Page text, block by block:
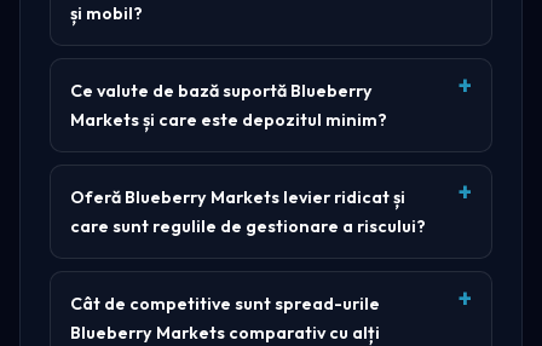
și mobil?
Ce valute de bază suportă Blueberry
Markets și care este depozitul minim?
Oferă Blueberry Markets levier ridicat și
care sunt regulile de gestionare a riscului?
Cât de competitive sunt spread-urile
Blueberry Markets comparativ cu alți